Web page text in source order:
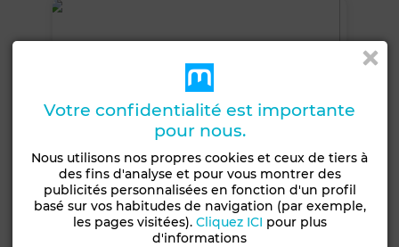
Votre confidentialité est importante
pour nous.
Nous utilisons nos propres cookies et ceux de tiers à
des fins d'analyse et pour vous montrer des
publicités personnalisées en fonction d'un profil
basé sur vos habitudes de navigation (par exemple,
les pages visitées). Cliquez ICI pour plus
d'informations